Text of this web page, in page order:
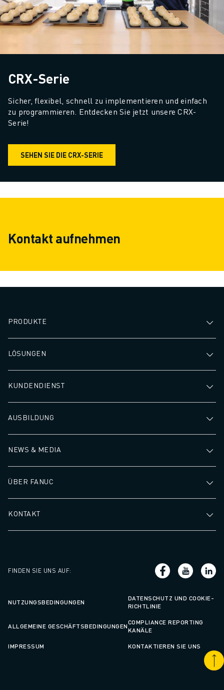
CRX-Serie
Sicher, flexibel, schnell zu implementieren und einfach
zu programmieren. Entdecken Sie jetzt unsere CRX-
Serie!
SEHEN SIE DIE CRX-SERIE
Kontakt aufnehmen
PRODUKTE
LÖSUNGEN
KUNDENDIENST
AUSBILDUNG
NEWS & MEDIA
ÜBER FANUC
KONTAKT
FINDEN SIE UNS AUF:
NUTZUNGSBEDINGUNGEN
DATENSCHUTZ UND COOKIE-
RICHTLINIE
ALLGEMEINE GESCHÄFTSBEDINGUNGEN
COMPLIANCE REPORTING
KANÄLE
IMPRESSUM KONTAKTIEREN SIE UNS